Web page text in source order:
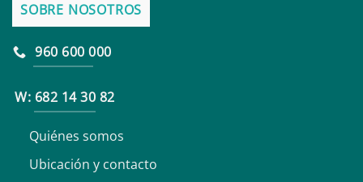
SOBRE NOSOTROS
960 600 000
W: 682 14 30 82
Quiénes somos
Ubicación y contacto